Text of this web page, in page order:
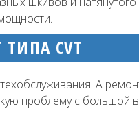
CVT
А
проблему с большой